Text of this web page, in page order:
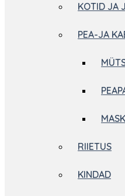
KOTID JA
PEA-JA
RIIETUS
KINDAD